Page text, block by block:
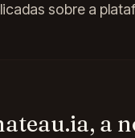
sobre a
a